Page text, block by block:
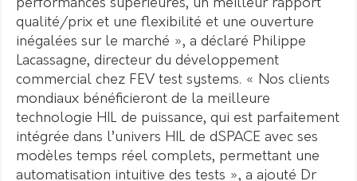
performances supérieures, un meilleur rapport
qualité/prix et une flexibilité et une ouverture
inégalées sur le marché », a déclaré Philippe
Lacassagne, directeur du développement
commercial chez FEV test systems. « Nos clients
mondiaux bénéficieront de la meilleure
technologie HIL de puissance, qui est parfaitement
intégrée dans l’univers HIL de dSPACE avec ses
modèles temps réel complets, permettant une
automatisation intuitive des tests », a ajouté Dr